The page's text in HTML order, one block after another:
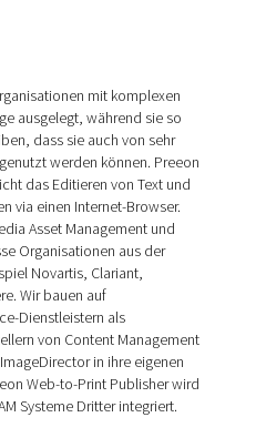
mit komplexen
ausgelegt, während sie so
dass sie auch von sehr
werden können. Preeon
das Editieren von Text und
via einen Internet-Browser.
Asset Management und
Organisationen aus der
Novartis, Clariant,
Wir bauen auf
Dienstleistern als
von Content Management
in ihre eigenen
Web-to-Print Publisher wird
Systeme Dritter integriert.